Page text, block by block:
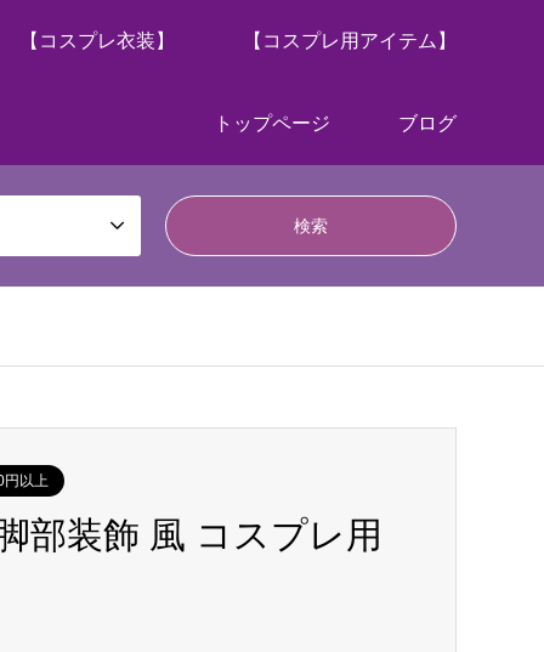
【コスプレ衣装】 【コスプレ用アイテム】
トップページ ブログ
円以上
部装飾 風 コスプレ用